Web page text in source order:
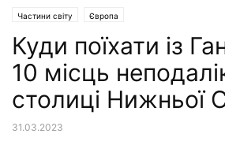
Частини світу Європа
Куди поїхати із
10 місць
столиці Нижньої
31.03.2023